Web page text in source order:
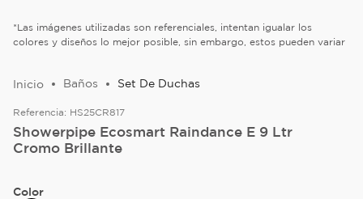
*Las imágenes utilizadas son referenciales, intentan igualar los
colores y diseños lo mejor posible, sin embargo, estos pueden variar
Baños Set De Duchas
Referencia: HS25CR817
Showerpipe Ecosmart Raindance E 9 Ltr
Cromo Brillante
Color